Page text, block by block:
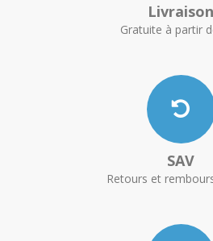
Livraison
Gratuite à partir
SAV
Retours et